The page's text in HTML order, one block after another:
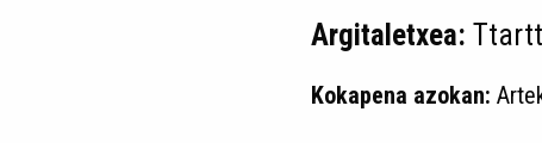
Argitaletxea:
Kokapena azokan: